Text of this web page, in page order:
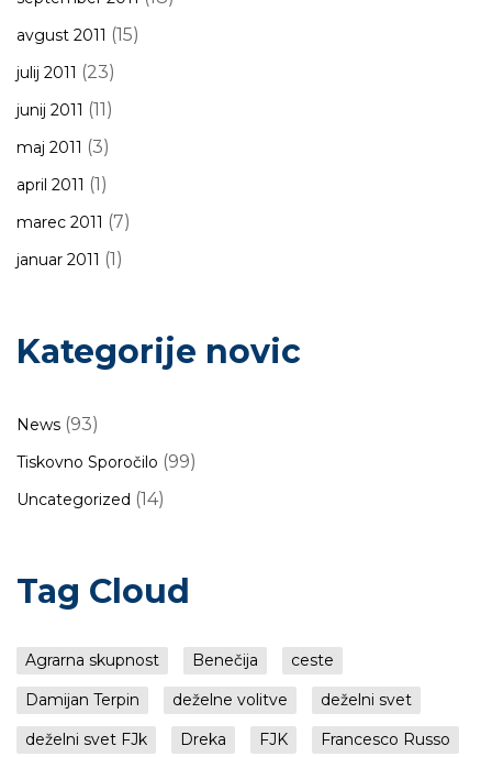
avgust 2011 (15)
julij 2011 (23)
junij 2011 (11)
maj 2011 (3)
april 2011 (1)
marec 2011 (7)
januar 2011 (1)
Kategorije novic
News (93)
Tiskovno Sporočilo (99)
Uncategorized (14)
Tag Cloud
Agrarna skupnost Benečija
ceste
Damijan Terpin
deželne volitve
deželni svet
deželni svet FJk
Dreka FJK
Francesco Russo